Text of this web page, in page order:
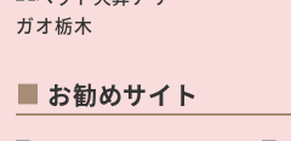
お勧めサイト